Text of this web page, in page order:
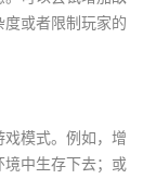
或者限制玩家的
模式。例如，增
中生存下去；或